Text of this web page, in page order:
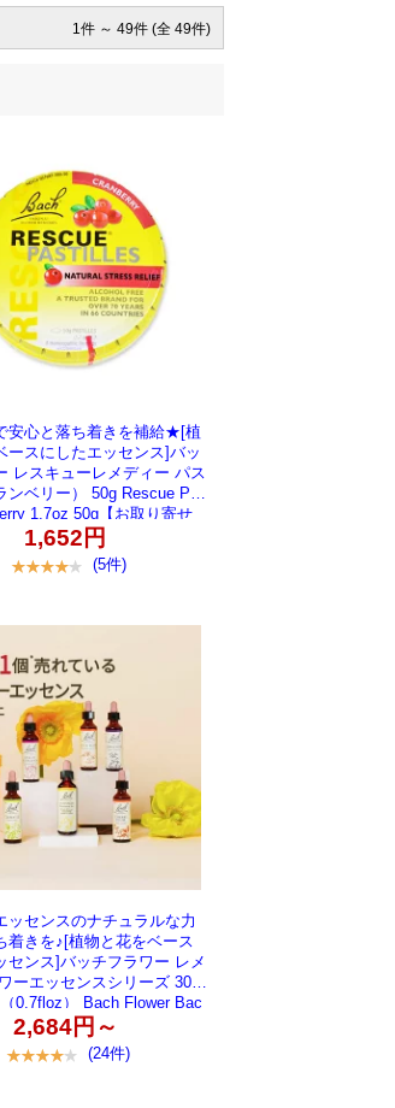
1件 ～ 49件 (全 49件)
安心と落ち着きを補給★[植
ースにしたエッセンス]バッ
レスキューレメディー パス
ンベリー） 50g Rescue Pas
1.7oz 50g【お取り寄せ
1,652円
(5件)
ッセンスのナチュラルな力
着きを♪[植物と花をベース
センス]バッチフラワー レメ
ーエッセンスシリーズ 30種
0.7floz） Bach Flower Bac
Flower Remedies 0.7 fl oz（2
取り寄せ商品】
2,684円～
(24件)